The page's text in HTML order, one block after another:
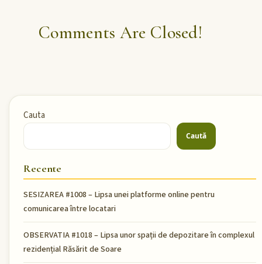
Comments Are Closed!
Cauta
Caută
Recente
SESIZAREA #1008 – Lipsa unei platforme online pentru
comunicarea între locatari
OBSERVATIA #1018 – Lipsa unor spații de depozitare în complexul
rezidențial Răsărit de Soare